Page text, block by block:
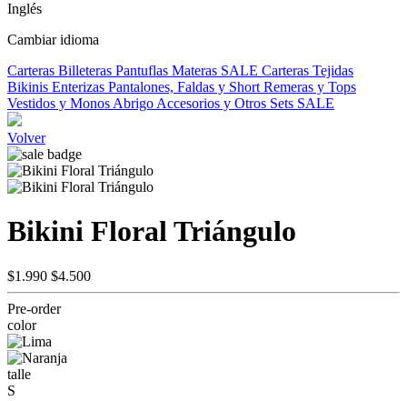
Inglés
Cambiar idioma
Carteras Billeteras Pantuflas Materas SALE Carteras Tejidas
Bikinis Enterizas Pantalones, Faldas y Short Remeras y Tops
Vestidos y Monos Abrigo Accesorios y Otros Sets SALE
Volver
Bikini Floral Triángulo
$1.990 $4.500
Pre-order
color
talle
S